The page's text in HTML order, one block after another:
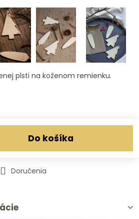
plsti na koženom remienku.
Do košíka
Doručenia